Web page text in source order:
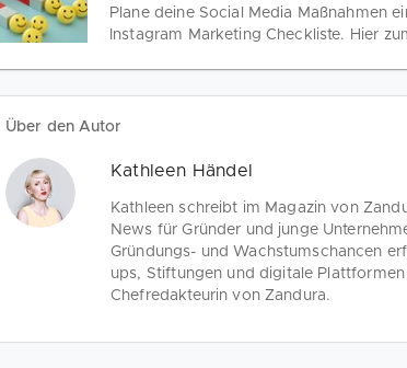
Plane deine Social Media Maßnahmen
Instagram Marketing Checkliste. Hier
Über den Autor
Kathleen Händel
Kathleen schreibt im Magazin von
News für Gründer und junge
Gründungs- und Wachstumschancen
ups, Stiftungen und digitale
Chefredakteurin von Zandura.